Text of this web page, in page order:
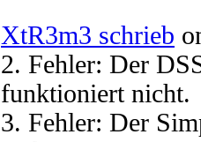
XtR3m3 schrieb
2. Fehler: Der
funktioniert nicht.
3. Fehler: Der